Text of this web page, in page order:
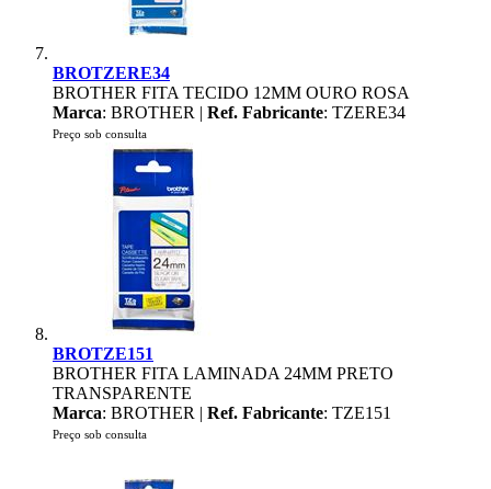
BROTZERE34
BROTHER FITA TECIDO 12MM OURO ROSA
Marca: BROTHER | Ref. Fabricante: TZERE34
Preço sob consulta
BROTZE151
BROTHER FITA LAMINADA 24MM PRETO
TRANSPARENTE
Marca: BROTHER | Ref. Fabricante: TZE151
Preço sob consulta